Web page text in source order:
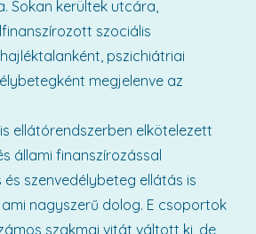
Sokan kerültek utcára,
szociális
pszichiátriai
megjelenve az
ellátórendszerben elkötelezett
állami finanszírozással
szenvedélybeteg ellátás is
ami nagyszerű dolog. E csoportok
szakmai vitát váltott ki, de